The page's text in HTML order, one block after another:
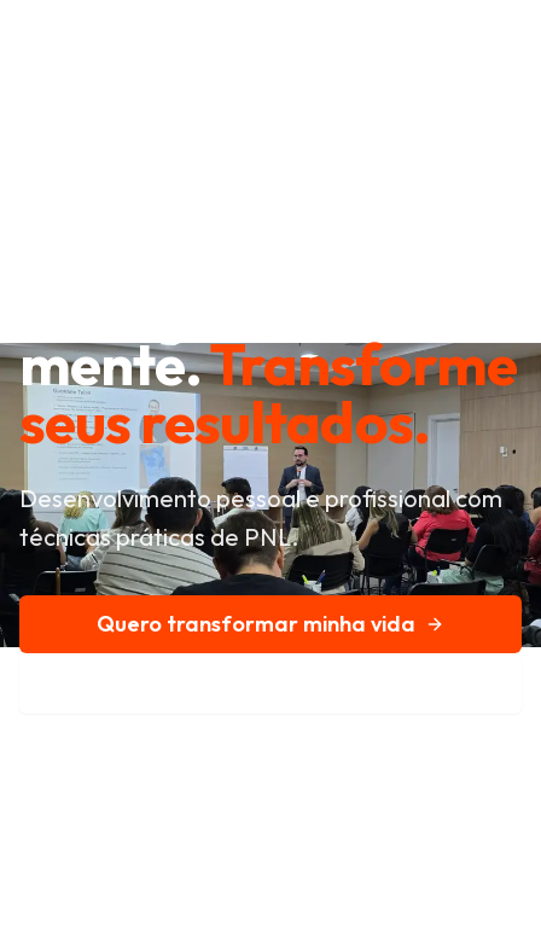
mente.Transforme
seus resultados.
Desenvolvimento pessoal e profissional com
técnicas práticas de PNL.
Quero transformar minha vida